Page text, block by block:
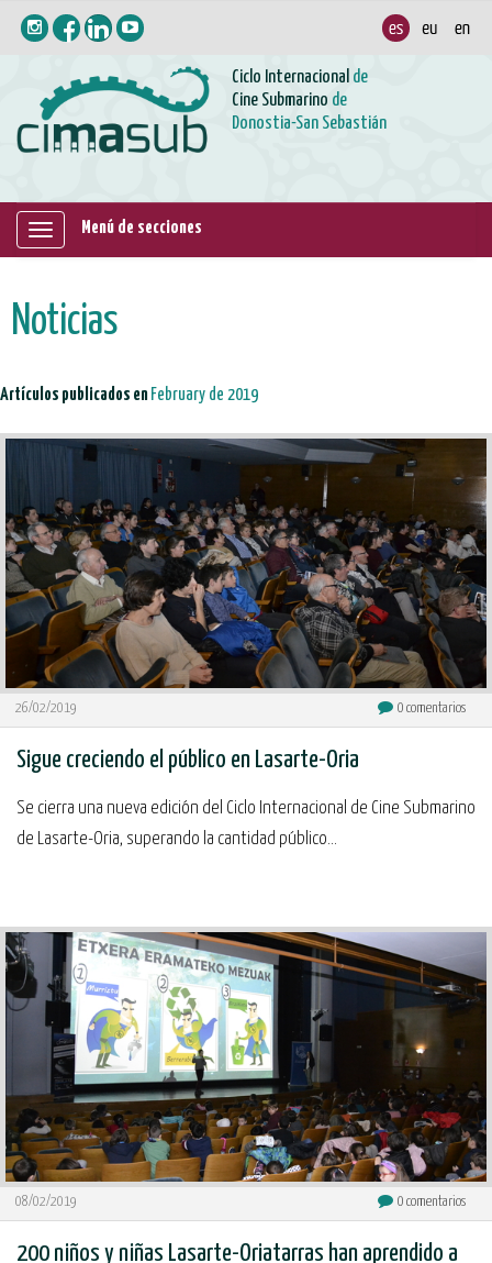
Ciclo Internacional de
Cine Submarino de
Donostia-San Sebastián
Mostrar/ocultar
Menú de secciones
Noticias
Artículos publicados en February de 2019
26/02/2019 0 comentarios
Sigue creciendo el público en Lasarte-Oria
Se cierra una nueva edición del Ciclo Internacional de Cine Submarino
de Lasarte-Oria, superando la cantidad público...
08/02/2019 0 comentarios
200 niños y niñas Lasarte-Oriatarras han aprendido a